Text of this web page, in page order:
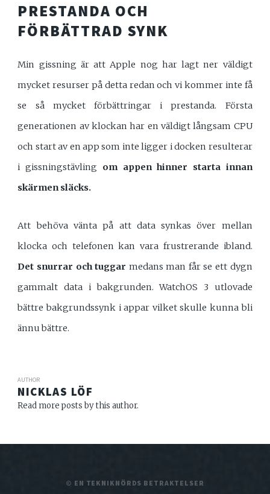
PRESTANDA OCH
FÖRBÄTTRAD SYNK
Min gissning är att Apple nog har lagt ner väldigt
mycket resurser på detta redan och vi kommer inte få
se så mycket förbättringar i prestanda. Första
generationen av klockan har en väldigt långsam CPU
och start av en app som inte ligger i docken resulterar
i gissningstävling om appen hinner starta innan
skärmen släcks.
Att behöva vänta på att data synkas över mellan
klocka och telefonen kan vara frustrerande ibland.
Det snurrar och tuggar medans man får se ett dygn
gammalt data i bakgrunden. WatchOS 3 utlovade
bättre bakgrundssynk i appar vilket skulle kunna bli
ännu bättre.
AUTHOR
NICKLAS LÖF
Read more posts by this author.
© EN TEKNIKNÖRDS BETRAKTELSER